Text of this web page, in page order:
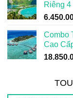
Riêng
Combo
Cao